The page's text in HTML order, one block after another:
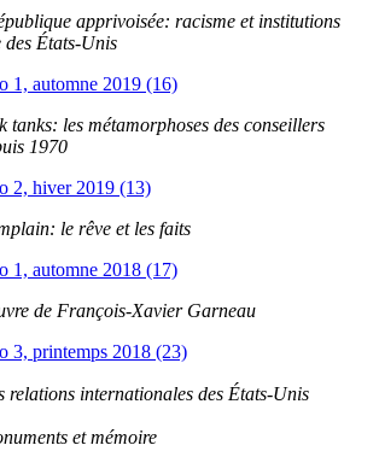
apprivoisée: racisme et institutions
États-Unis
1, automne 2019 (16)
tanks: les métamorphoses des conseillers
1970
2, hiver 2019 (13)
le rêve et les faits
1, automne 2018 (17)
de François-Xavier Garneau
3, printemps 2018 (23)
relations internationales des États-Unis
et mémoire